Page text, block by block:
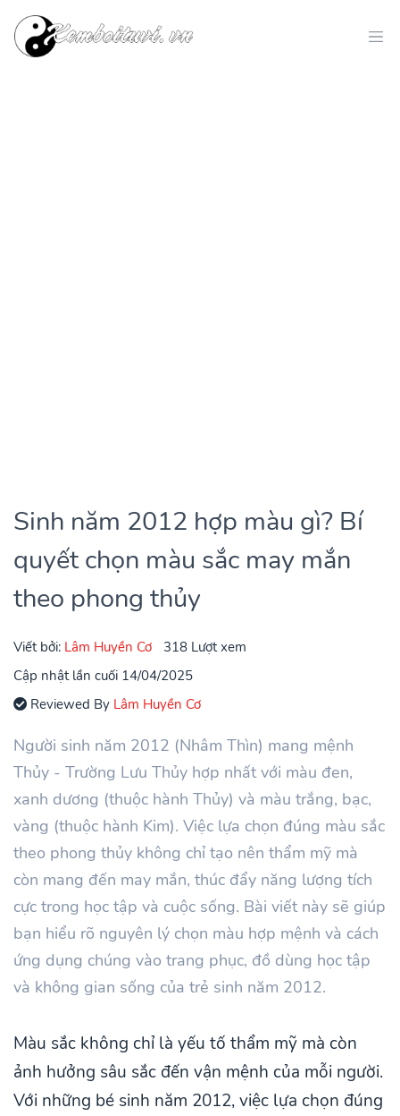
Sinh năm 2012 hợp màu gì? Bí
quyết chọn màu sắc may mắn
theo phong thủy
Viết bởi: Lâm Huyền Cơ
318 Lượt xem
Cập nhật lần cuối 14/04/2025
Reviewed By Lâm Huyền Cơ
Người sinh năm 2012 (Nhâm Thìn) mang mệnh
Thủy - Trường Lưu Thủy hợp nhất với màu đen,
xanh dương (thuộc hành Thủy) và màu trắng, bạc,
vàng (thuộc hành Kim). Việc lựa chọn đúng màu sắc
theo phong thủy không chỉ tạo nên thẩm mỹ mà
còn mang đến may mắn, thúc đẩy năng lượng tích
cực trong học tập và cuộc sống. Bài viết này sẽ giúp
bạn hiểu rõ nguyên lý chọn màu hợp mệnh và cách
ứng dụng chúng vào trang phục, đồ dùng học tập
và không gian sống của trẻ sinh năm 2012.
Màu sắc không chỉ là yếu tố thẩm mỹ mà còn
ảnh hưởng sâu sắc đến vận mệnh của mỗi người.
Với những bé sinh năm 2012, việc lựa chọn đúng